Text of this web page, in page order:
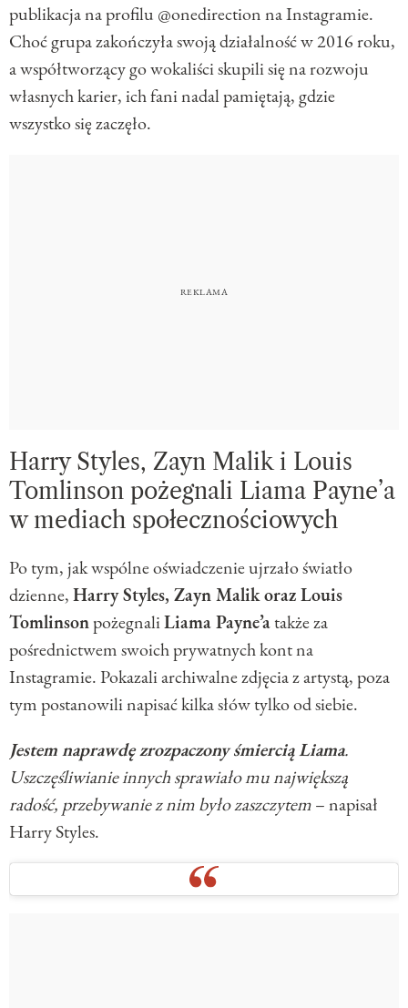
publikacja na profilu @onedirection na Instagramie.
Choć grupa zakończyła swoją działalność w 2016 roku,
a współtworzący go wokaliści skupili się na rozwoju
własnych karier, ich fani nadal pamiętają, gdzie
wszystko się zaczęło.
Harry Styles, Zayn Malik i Louis
Tomlinson pożegnali Liama Payne’a
w mediach społecznościowych
Po tym, jak wspólne oświadczenie ujrzało światło
dzienne,Harry Styles, Zayn Malik oraz Louis
TomlinsonpożegnaliLiama Payne’atakże za
pośrednictwem swoich prywatnych kont na
Instagramie. Pokazali archiwalne zdjęcia z artystą, poza
tym postanowili napisać kilka słów tylko od siebie.
Jestem naprawdę zrozpaczony śmiercią Liama.
Uszczęśliwianie innych sprawiało mu największą
radość, przebywanie z nim było zaszczytem– napisał
Harry Styles.